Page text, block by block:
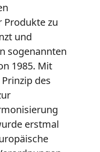
zu
und
sogenannten
1985. Mit
des
erstmal